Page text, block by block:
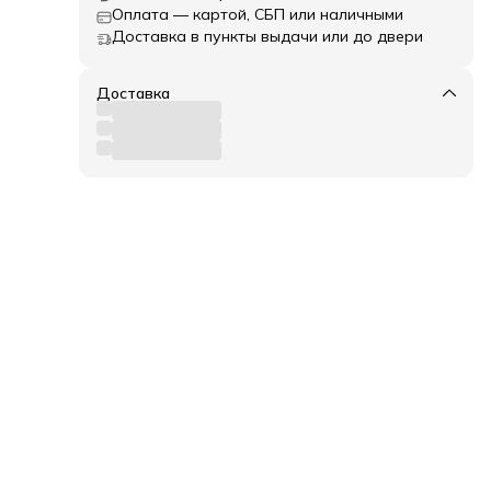
Оплата — картой, СБП или наличными
Доставка в пункты выдачи или до двери
Доставка